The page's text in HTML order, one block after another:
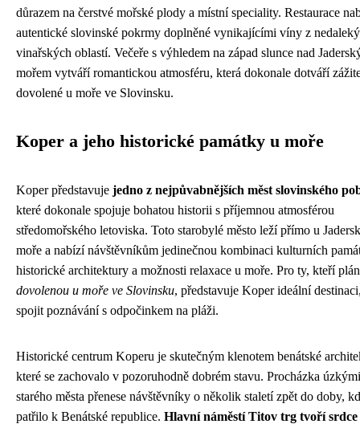
důrazem na čerstvé mořské plody a místní speciality. Restaurace
autentické slovinské pokrmy doplněné vynikajícími víny z
vinařských oblastí. Večeře s výhledem na západ slunce nad
mořem vytváří romantickou atmosféru, která dokonale dotváří
dovolené u moře ve Slovinsku.
Koper a jeho historické památky u moře
Koper představuje jedno z nejpůvabnějších měst slovinského
které dokonale spojuje bohatou historii s příjemnou atmosférou
středomořského letoviska. Toto starobylé město leží přímo u
moře a nabízí návštěvníkům jedinečnou kombinaci kulturních
historické architektury a možnosti relaxace u moře. Pro ty, kteří
dovolenou u moře ve Slovinsku, představuje Koper ideální
spojit poznávání s odpočinkem na pláži.
Historické centrum Koperu je skutečným klenotem benátské
které se zachovalo v pozoruhodně dobrém stavu. Procházka
starého města přenese návštěvníky o několik staletí zpět do doby,
patřilo k Benátské republice. Hlavní náměstí Titov trg tvoří srdce